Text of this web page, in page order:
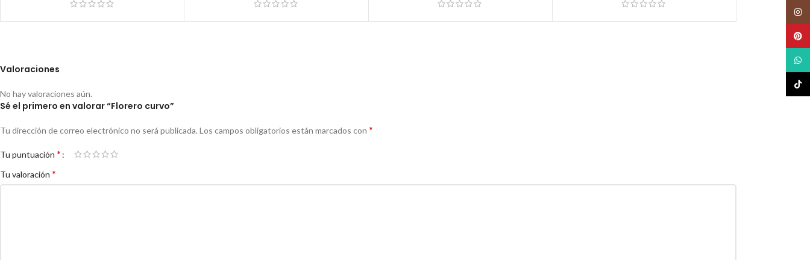
Valoraciones
No hay valoraciones aún.
Sé el primero en valorar “Florero curvo”
Tu dirección de correo electrónico no será publicada.Los campos obligatorios están marcados con *
Tu puntuación *
Tu valoración *